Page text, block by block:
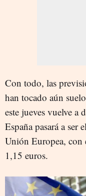
Con todo, las
han tocado aún
este jueves vuelve a
España pasará a ser
Unión Europea, con
1,15 euros.